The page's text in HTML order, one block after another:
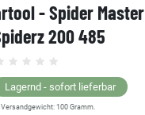
- Spider Master
200 485
Lagernd - sofort lieferbar
100 Gramm.